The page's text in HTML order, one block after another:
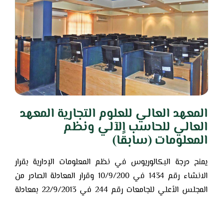
المعهد العالي للعلوم التجارية المعهد
العالي للحاسب الآلي ونظم
المعلومات (سابقًا)
يمنح درجة البكالوريوس في نظم المعلومات الإدارية بقرار
الانشاء رقم 1434 في 10/9/200 وقرار المعادلة الصادر من
المجلس الأعلي للجامعات رقم 244 في 22/9/2013 بمعادلة